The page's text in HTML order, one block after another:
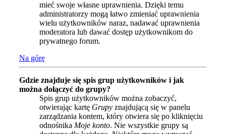
mieć swoje własne uprawnienia. Dzięki temu
administratorzy mogą łatwo zmieniać uprawnienia
wielu użytkowników naraz, nadawać uprawnienia
moderatora lub dawać dostęp użytkownikom do
prywatnego forum.
Na górę
Gdzie znajduje się spis grup użytkowników i jak
można dołączyć do grupy?
Spis grup użytkowników można zobaczyć,
otwierając kartę Grupy znajdującą się w panelu
zarządzania kontem, który otwiera się po kliknięciu
odnośnika Moje konto. Nie wszystkie grupy są